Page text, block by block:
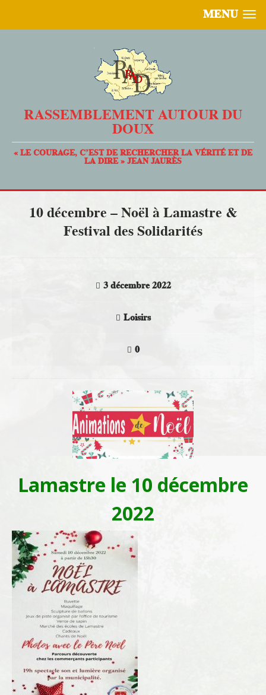
MENU
RASSEMBLEMENT AUTOUR DU
DOUX
« LE COURAGE, C’EST DE RECHERCHER LA VÉRITÉ ET DE
LA DIRE » JEAN JAURÈS
10 décembre – Noël à Lamastre &
Festival des Solidarités
3 décembre 2022
Loisirs
0
Lamastre le 10 décembre
2022